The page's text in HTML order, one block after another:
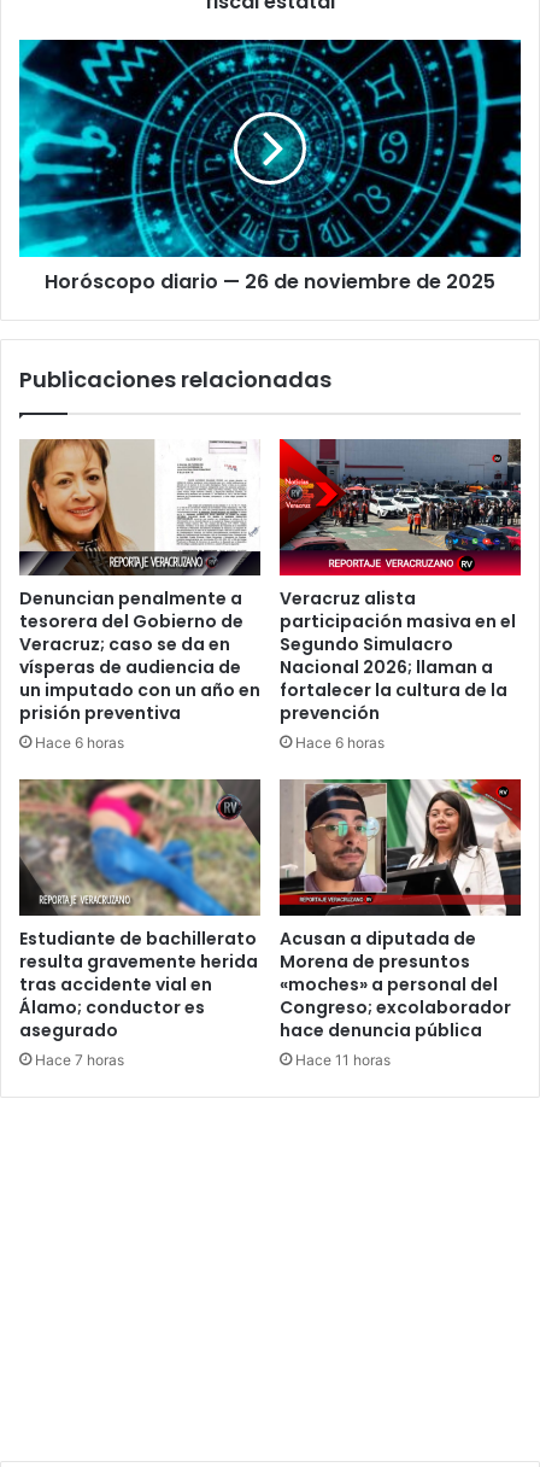
fiscal
estatal
Horóscopo
diario
—
26
de
noviembre
de
2025
Horóscopo diario — 26 de noviembre de 2025
Publicaciones relacionadas
Denuncian penalmente a
tesorera del Gobierno de
Veracruz; caso se da en
vísperas de audiencia de
un imputado con un año en
prisión preventiva
Hace 6 horas
Veracruz alista
participación masiva en el
Segundo Simulacro
Nacional 2026; llaman a
fortalecer la cultura de la
prevención
Hace 6 horas
Estudiante de bachillerato
resulta gravemente herida
tras accidente vial en
Álamo; conductor es
asegurado
Hace 7 horas
Acusan a diputada de
Morena de presuntos
«moches» a personal del
Congreso; excolaborador
hace denuncia pública
Hace 11 horas